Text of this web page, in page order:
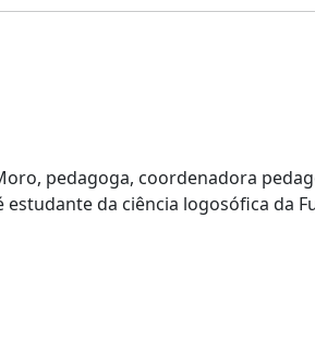
pedagoga, coordenadora
estudante da ciência logosófica da